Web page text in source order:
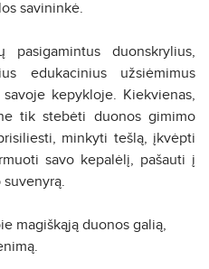
savininkė.
duonskrylius,
edukacinius užsiėmimus
kepykloje. Kiekvienas,
tik stebėti duonos gimimo
minkyti tešlą, įkvėpti
savo kepalėlį, pašauti į
magiškąją duonos galią,